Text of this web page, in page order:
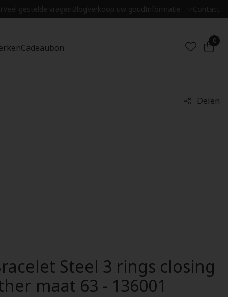
Veel gestelde vragenBlogVerkoop uw goudInformatie Contact
Cadeaubon
0
Delen
Steel 3 rings closing
maat 63 - 136001